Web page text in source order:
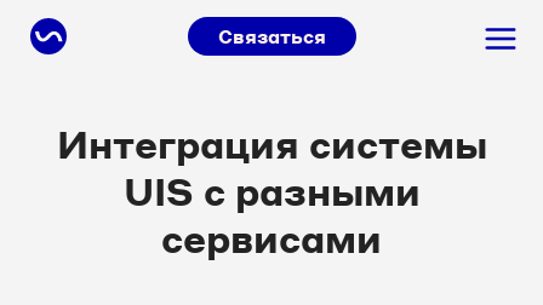
Связаться
Интеграция системы
UIS с разными
сервисами